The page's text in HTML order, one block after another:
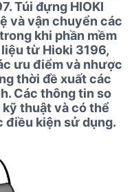
Túi đựng HIOKI
và vận chuyển các
khi phần mềm
từ Hioki 3196,
ưu điểm và nhược
thời đề xuất các
Các thông tin so
thuật và có thể
điều kiện sử dụng.